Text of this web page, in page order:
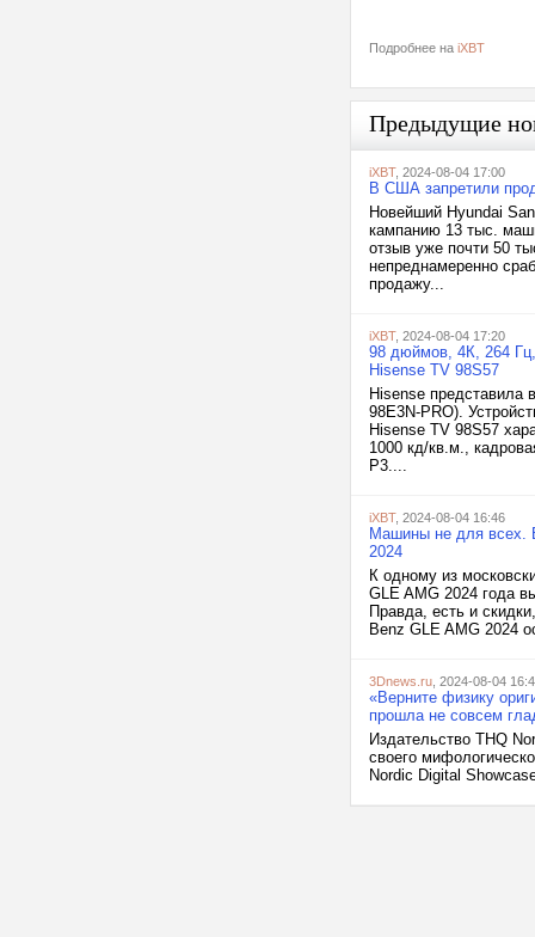
Подробнее на iXBT
Предыдущие
iXBT, 2024-08-04 17:00
В США запретили
Новейший Hyundai
кампанию 13 тыс.
отзыв уже почти 50
непреднамеренно
продажу...
iXBT, 2024-08-04 17:20
98 дюймов, 4К, 264
Hisense TV 98S57
Hisense представила
98E3N-PRO).
Hisense TV 98S57
1000 кд/кв.м.,
P3....
iXBT, 2024-08-04 16:46
Машины не для всех.
2024
К одному из
GLE AMG 2024 года
Правда, есть и
Benz GLE AMG 2024
3Dnews.ru , 2024-08-04
«Верните физику
прошла не совсем
Издательство THQ
своего
Nordic Digital